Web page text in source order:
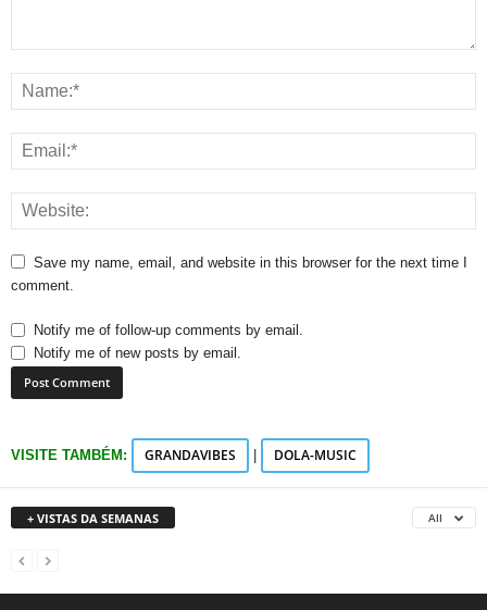
Save my name, email, and website in this browser for the next time I
comment.
Notify me of follow-up comments by email.
Notify me of new posts by email.
VISITE TAMBÉM: GRANDAVIBES DOLA-MUSIC
+ VISTAS DA SEMANAS All